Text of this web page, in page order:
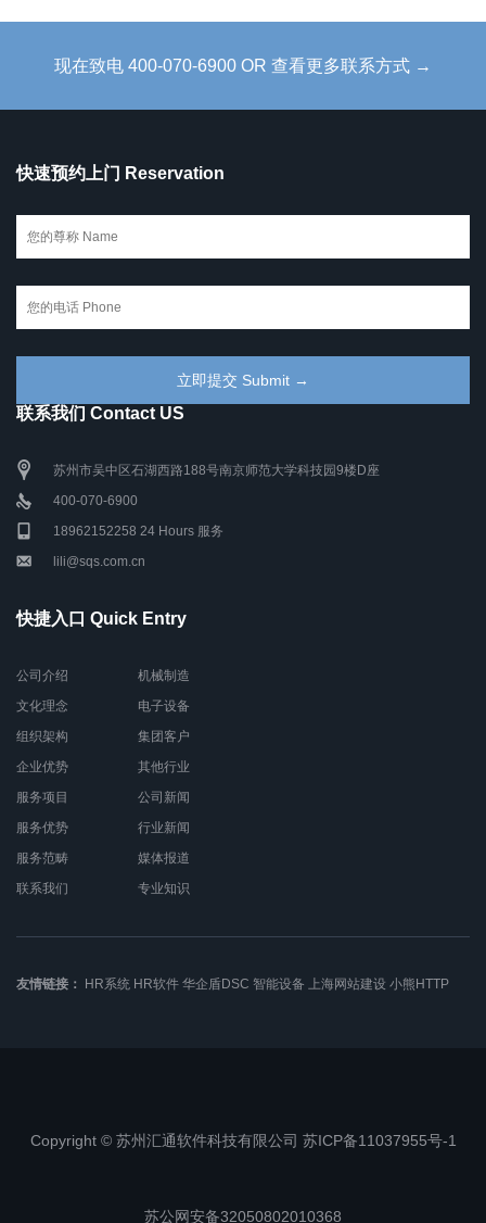
现在致电 400-070-6900 OR 查看更多联系方式 →
快速预约上门 Reservation
联系我们 Contact US
苏州市吴中区石湖西路188号南京师范大学科技园9楼D座
400-070-6900
18962152258 24 Hours 服务
lili@sqs.com.cn
快捷入口 Quick Entry
公司介绍
文化理念
组织架构
企业优势
服务项目
服务优势
服务范畴
联系我们
机械制造
电子设备
集团客户
其他行业
公司新闻
行业新闻
媒体报道
专业知识
友情链接： HR系统 HR软件 华企盾DSC 智能设备 上海网站建设 小熊HTTP
Copyright © 苏州汇通软件科技有限公司 苏ICP备11037955号-1
苏公网安备32050802010368